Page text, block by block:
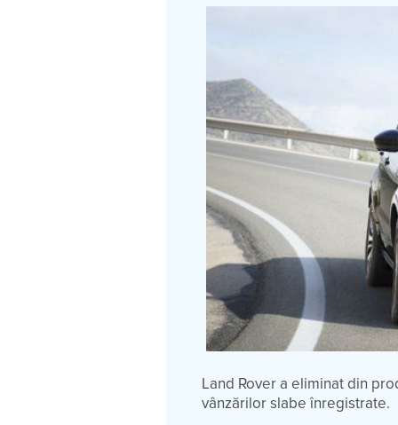
Land Rover a eliminat din
vânzărilor slabe înregistrate.